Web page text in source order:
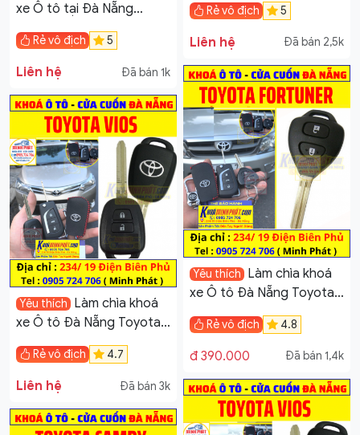
Rẻ vô địch 5
Liên hệ Đã bán 2,5k
xe Ô tô tại Đà Nẵng
Toyota Avanza
Rẻ vô địch 5
Liên hệ Đã bán 1k
Yêu thích Làm chìa khoá
xe Ô tô Đà Nẵng Toyota
Rẻ vô địch 4.8
đ 390.000 Đã bán 1,4k
Yêu thích Làm chìa khoá
xe Ô tô Đà Nẵng Toyota
Vios
Rẻ vô địch 4.7
Liên hệ Đã bán 3k